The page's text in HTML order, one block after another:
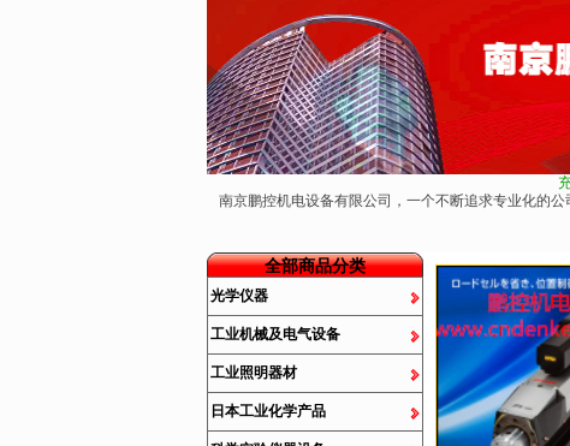
南京鹏控机电设备有限公司，一个不断追求专业化的公
全部商品分类
光学仪器
工业机械及电气设备
工业照明器材
日本工业化学产品